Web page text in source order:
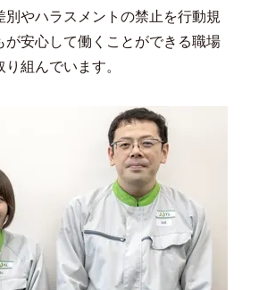
別やハラスメントの禁止を行動規
が安心して働くことができる職場
組んでいます。